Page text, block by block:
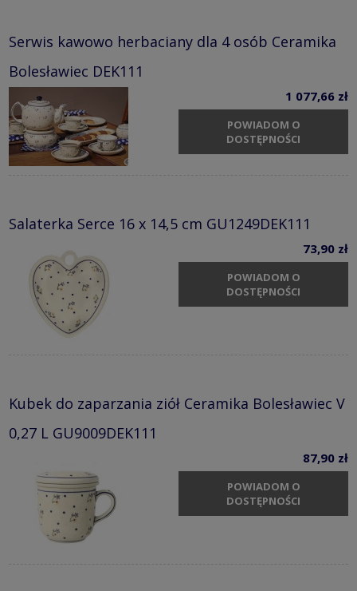
Serwis kawowo herbaciany dla 4 osób Ceramika
Bolesławiec DEK111
1 077,66 zł
POWIADOM O
DOSTĘPNOŚCI
Salaterka Serce 16 x 14,5 cm GU1249DEK111
73,90 zł
POWIADOM O
DOSTĘPNOŚCI
Kubek do zaparzania ziół Ceramika Bolesławiec V
0,27 L GU9009DEK111
87,90 zł
POWIADOM O
DOSTĘPNOŚCI